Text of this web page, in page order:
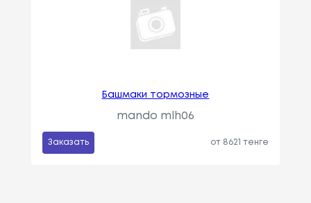
Башмаки тормозные
mando mlh06
Заказать от 8621 тенге